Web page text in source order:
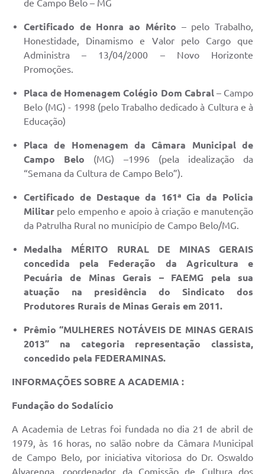
de Campo Belo – MG
Certificado de Honra ao Mérito – pelo Trabalho,
Honestidade, Dinamismo e Valor pelo Cargo que
Administra – 13/04/2000 – Novo Horizonte
Promoções.
Placa de Homenagem Colégio Dom Cabral– Campo
Belo (MG) - 1998 (pelo Trabalho dedicado à Cultura e à
Educação)
Placa de Homenagem da Câmara Municipal de
Campo Belo (MG) –1996 (pela idealização da
“Semana da Cultura de Campo Belo”).
Certificado de Destaque da 161ª Cia da Policia
Militar pelo empenho e apoio à criação e manutenção
da Patrulha Rural no município de Campo Belo/MG.
Medalha MÉRITO RURAL DE MINAS GERAIS
concedida pela Federação da Agricultura e
Pecuária de Minas Gerais – FAEMG pela sua
atuação na presidência do Sindicato dos
Produtores Rurais de Minas Gerais em 2011.
Prêmio “MULHERES NOTÁVEIS DE MINAS GERAIS
2013” na categoria representação classista,
concedido pela FEDERAMINAS.
INFORMAÇÕES SOBRE A ACADEMIA :
Fundação do Sodalício
A Academia de Letras foi fundada no dia 21 de abril de
1979, às 16 horas, no salão nobre da Câmara Municipal
de Campo Belo, por iniciativa vitoriosa do Dr. Oswaldo
Alvarenga, coordenador da Comissão de Cultura dos